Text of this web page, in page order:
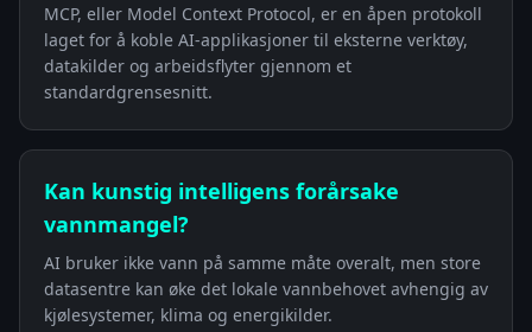
MCP, eller Model Context Protocol, er en åpen protokoll
laget for å koble AI-applikasjoner til eksterne verktøy,
datakilder og arbeidsflyter gjennom et
standardgrensesnitt.
Kan kunstig intelligens forårsake
vannmangel?
AI bruker ikke vann på samme måte overalt, men store
datasentre kan øke det lokale vannbehovet avhengig av
kjølesystemer, klima og energikilder.